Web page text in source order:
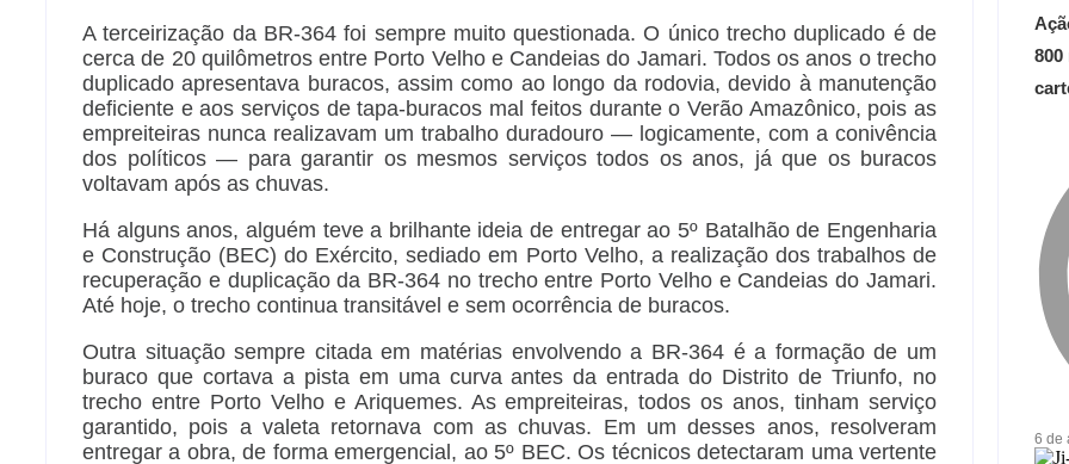
A terceirização da BR-364 foi sempre muito questionada. O único trecho duplicado é de
cerca de 20 quilômetros entre Porto Velho e Candeias do Jamari. Todos os anos o trecho
duplicado apresentava buracos, assim como ao longo da rodovia, devido à manutenção
deficiente e aos serviços de tapa-buracos mal feitos durante o Verão Amazônico, pois as
empreiteiras nunca realizavam um trabalho duradouro — logicamente, com a conivência
dos políticos — para garantir os mesmos serviços todos os anos, já que os buracos
voltavam após as chuvas.
Há alguns anos, alguém teve a brilhante ideia de entregar ao 5º Batalhão de Engenharia
e Construção (BEC) do Exército, sediado em Porto Velho, a realização dos trabalhos de
recuperação e duplicação da BR-364 no trecho entre Porto Velho e Candeias do Jamari.
Até hoje, o trecho continua transitável e sem ocorrência de buracos.
Outra situação sempre citada em matérias envolvendo a BR-364 é a formação de um
buraco que cortava a pista em uma curva antes da entrada do Distrito de Triunfo, no
trecho entre Porto Velho e Ariquemes. As empreiteiras, todos os anos, tinham serviço
garantido, pois a valeta retornava com as chuvas. Em um desses anos, resolveram
entregar a obra, de forma emergencial, ao 5º BEC. Os técnicos detectaram uma vertente
6 de